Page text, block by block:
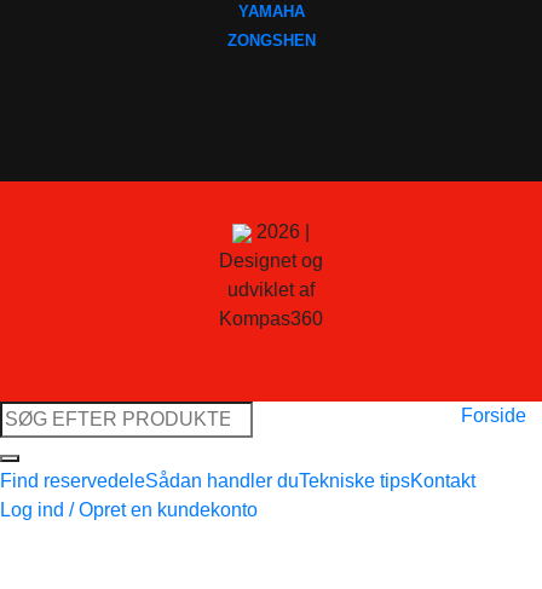
YAMAHA
ZONGSHEN
2026 |
Designet og
udviklet af
Kompas360
Søg
efter:
Forside
Find reservedeleSådan handler duTekniske tipsKontakt
Log ind / Opret en kundekonto